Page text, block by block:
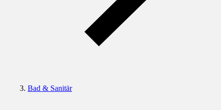
Bad & Sanitär